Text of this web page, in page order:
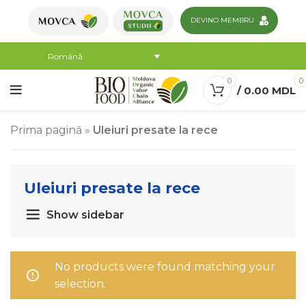
DEVINO MEMBRU
Română
0 0
/ 0.00 MDL
Prima pagină » Uleiuri presate la rece
Uleiuri presate la rece
Show sidebar
No products were found matching your
selection.